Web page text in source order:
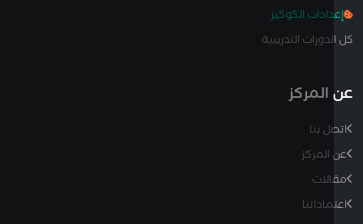
الكوكيز
التدريبية
بنا